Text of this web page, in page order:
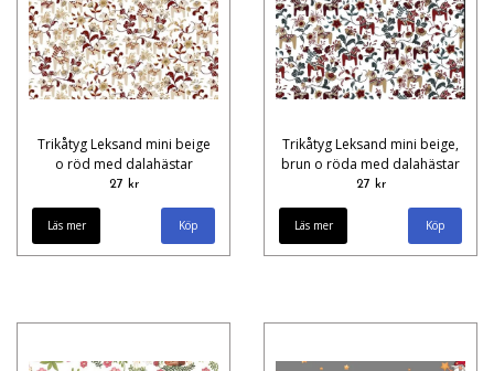
Trikåtyg Leksand mini beige
o röd med dalahästar
27 kr
Läs mer
Trikåtyg Leksand mini beige,
brun o röda med dalahästar
27 kr
Läs mer